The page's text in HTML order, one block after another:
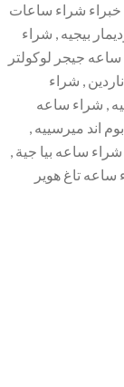
شراء ساعات
بيجيه , شراء
جيجر لوكولتر
, شراء
, شراء ساعه
اند ميرسييه ,
ساعه بيا جية ,
تاغ هوير